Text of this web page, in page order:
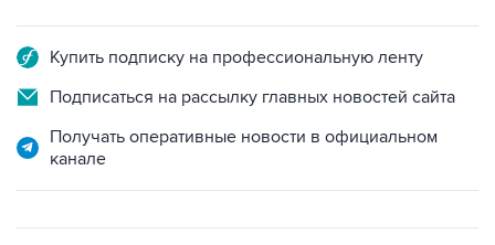
Купить подписку на профессиональную ленту
Подписаться на рассылку главных новостей сайта
Получать оперативные новости в официальном
канале